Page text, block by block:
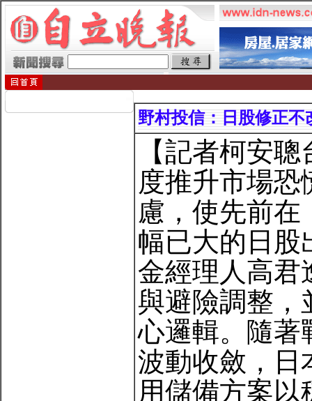
野村投信：日股修正不
【記者柯安
度推升市場
慮，使先前在
幅已大的日股
金經理人高君
與避險調整，
心邏輯。隨著
波動收斂，日
用儲備方案